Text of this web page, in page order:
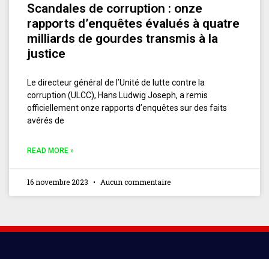
Scandales de corruption : onze
rapports d’enquêtes évalués à quatre
milliards de gourdes transmis à la
justice
Le directeur général de l’Unité de lutte contre la
corruption (ULCC), Hans Ludwig Joseph, a remis
officiellement onze rapports d’enquêtes sur des faits
avérés de
READ MORE »
16 novembre 2023 Aucun commentaire